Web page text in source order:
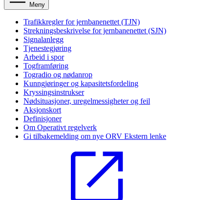
Meny
Trafikkregler for jernbanenettet (TJN)
Strekningsbeskrivelse for jernbanenettet (SJN)
Signalanlegg
Tjenestegjøring
Arbeid i spor
Togframføring
Togradio og nødanrop
Kunngjøringer og kapasitetsfordeling
Kryssingsinstrukser
Nødsituasjoner, uregelmessigheter og feil
Aksjonskort
Definisjoner
Om Operativt regelverk
Gi tilbakemelding om nye ORV Ekstern lenke